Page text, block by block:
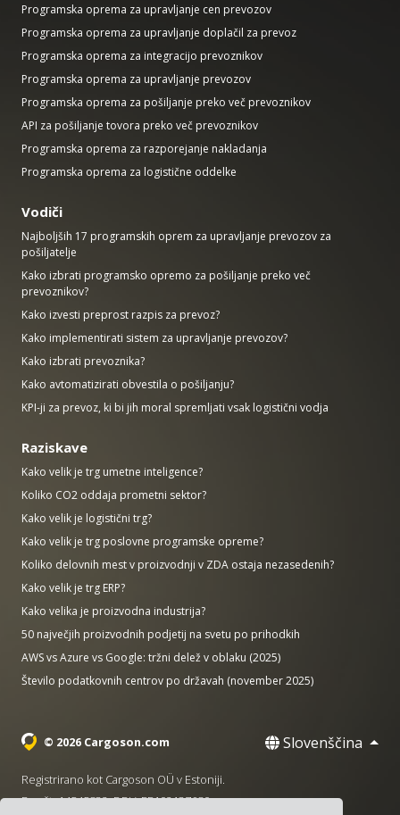
Programska oprema za upravljanje cen prevozov
Programska oprema za upravljanje doplačil za prevoz
Programska oprema za integracijo prevoznikov
Programska oprema za upravljanje prevozov
Programska oprema za pošiljanje preko več prevoznikov
API za pošiljanje tovora preko več prevoznikov
Programska oprema za razporejanje nakladanja
Programska oprema za logistične oddelke
Vodiči
Najboljših 17 programskih oprem za upravljanje prevozov za
pošiljatelje
Kako izbrati programsko opremo za pošiljanje preko več
prevoznikov?
Kako izvesti preprost razpis za prevoz?
Kako implementirati sistem za upravljanje prevozov?
Kako izbrati prevoznika?
Kako avtomatizirati obvestila o pošiljanju?
KPI-ji za prevoz, ki bi jih moral spremljati vsak logistični vodja
Raziskave
Kako velik je trg umetne inteligence?
Koliko CO2 oddaja prometni sektor?
Kako velik je logistični trg?
Kako velik je trg poslovne programske opreme?
Koliko delovnih mest v proizvodnji v ZDA ostaja nezasedenih?
Kako velik je trg ERP?
Kako velika je proizvodna industrija?
50 največjih proizvodnih podjetij na svetu po prihodkih
AWS vs Azure vs Google: tržni delež v oblaku (2025)
Število podatkovnih centrov po državah (november 2025)
© 2026 Cargoson.com Slovenščina
Registrirano kot Cargoson OÜ v Estoniji.
Reg št: 14545832. DDV: EE102137680.